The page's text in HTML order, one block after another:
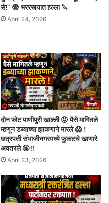
से!” 😨 भररस्त्यात हल्ला 🔪
April 24, 2026
दोन प्लेट पाणीपुरी खाल्ली 😡 पैसे मागितले
म्हणून डब्याच्या झाकणाने मारले 😱 !
छत्रपती संभाजीनगरमध्ये फुकटचे खाणारे
अवतरले 🤬 !!
April 23, 2026